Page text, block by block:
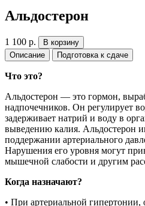
Альдостерон
1 100 р.
В корзину
Описание
Подготовка к сдаче
Что это?
Альдостерон — это гормон,
надпочечников. Он регулирует
задерживает натрий и воду в
выведению калия. Альдостерон
поддержании артериального
Нарушения его уровня могут
мышечной слабости и другим
Когда назначают?
• При артериальной